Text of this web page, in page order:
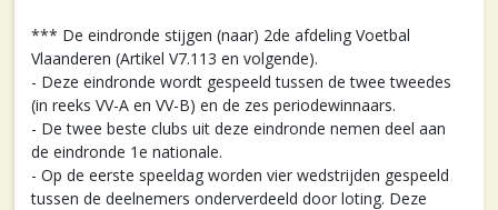
*** De eindronde stijgen (naar) 2de afdeling Voetbal
Vlaanderen (Artikel V7.113 en volgende).
- Deze eindronde wordt gespeeld tussen de twee tweedes
(in reeks VV-A en VV-B) en de zes periodewinnaars.
- De twee beste clubs uit deze eindronde nemen deel aan
de eindronde 1e nationale.
- Op de eerste speeldag worden vier wedstrijden gespeeld
tussen de deelnemers onderverdeeld door loting. Deze